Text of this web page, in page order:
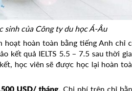
sinh của Công ty du học Á-Âu
hoàn toàn bằng tiếng Anh chỉ
kết quả IELTS 5.5 – 7.5 sau thời
học viên sẽ được học lại hoàn
. Chi phí trên chỉ